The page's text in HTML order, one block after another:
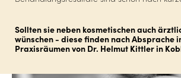
Sollten sie neben kosmetischen auch
wünschen - diese finden nach Absprache
Praxisräumen von Dr. Helmut Kittler in